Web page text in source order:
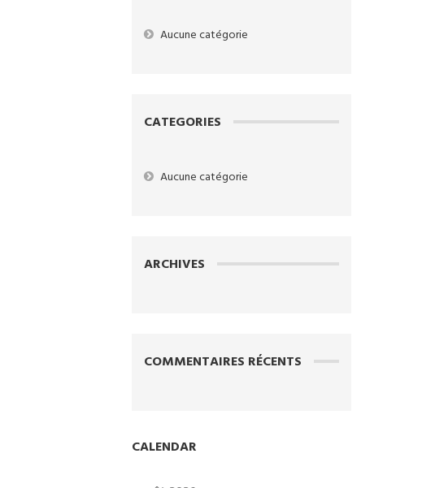
Aucune catégorie
CATEGORIES
Aucune catégorie
ARCHIVES
COMMENTAIRES RÉCENTS
CALENDAR